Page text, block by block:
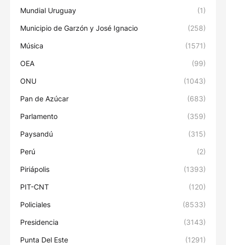
Mundial Uruguay (1)
Municipio de Garzón y José Ignacio (258)
Música (1571)
OEA (99)
ONU (1043)
Pan de Azúcar (683)
Parlamento (359)
Paysandú (315)
Perú (2)
Piriápolis (1393)
PIT-CNT (120)
Policiales (8533)
Presidencia (3143)
Punta Del Este (1291)